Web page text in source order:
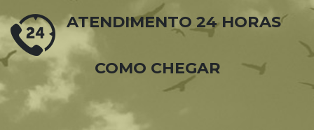
ATENDIMENTO 24 HORAS
COMO CHEGAR